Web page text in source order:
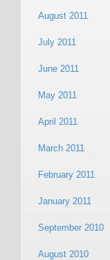
August 2011
July 2011
June 2011
May 2011
April 2011
March 2011
February 2011
January 2011
September 2010
August 2010